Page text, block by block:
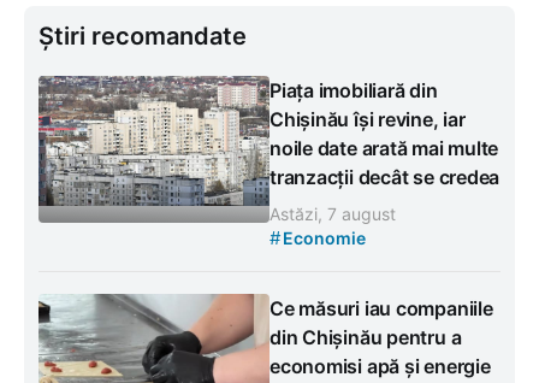
Știri recomandate
Piața imobiliară din
Chișinău își revine, iar
noile date arată mai multe
tranzacții decât se credea
Astăzi, 7 august
#Economie
Ce măsuri iau companiile
din Chișinău pentru a
economisi apă și energie